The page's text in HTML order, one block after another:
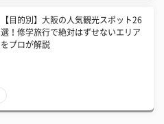
【目的別】大阪の人気観光スポット26
選！修学旅行で絶対はずせないエリア
をプロが解説